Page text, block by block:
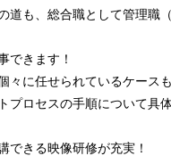
も、総合職として管理職
できます！
に任せられているケース
ロセスの手順について具
できる映像研修が充実！